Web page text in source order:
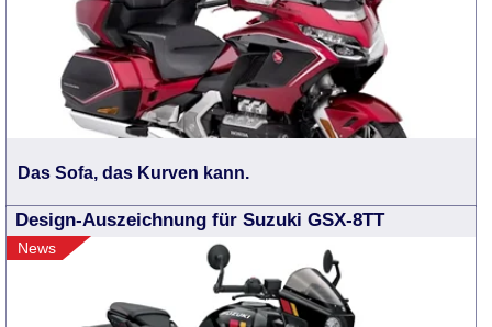
Das Sofa, das Kurven kann.
Design-Auszeichnung für Suzuki GSX-8TT
News